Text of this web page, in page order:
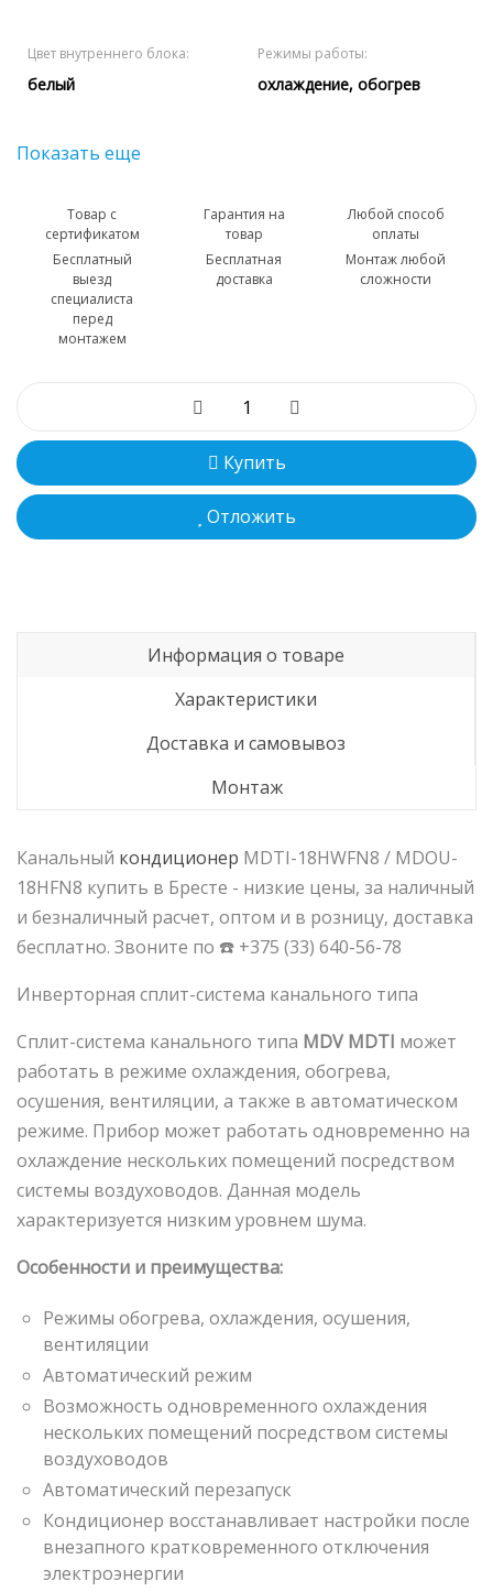
Цвет внутреннего блока:
белый
Режимы работы:
охлаждение, обогрев
Показать еще
Товар с
сертификатом
Гарантия на
товар
Любой способ
оплаты
Бесплатный
выезд
специалиста
перед
монтажем
Бесплатная
доставка
Монтаж любой
сложности
Купить
Отложить
Информация о товаре
Характеристики
Доставка и самовывоз
Монтаж
Канальный кондиционер MDTI-18HWFN8 / MDOU-
18HFN8 купить в Бресте - низкие цены, за наличный
и безналичный расчет, оптом и в розницу, доставка
бесплатно. Звоните по ☎️ +375 (33) 640-56-78
Инверторная сплит-система канального типа
Сплит-система канального типа MDV MDTI может
работать в режиме охлаждения, обогрева,
осушения, вентиляции, а также в автоматическом
режиме. Прибор может работать одновременно на
охлаждение нескольких помещений посредством
системы воздуховодов. Данная модель
характеризуется низким уровнем шума.
Особенности и преимущества:
Режимы обогрева, охлаждения, осушения,
вентиляции
Автоматический режим
Возможность одновременного охлаждения
нескольких помещений посредством системы
воздуховодов
Автоматический перезапуск
Кондиционер восстанавливает настройки после
внезапного кратковременного отключения
электроэнергии